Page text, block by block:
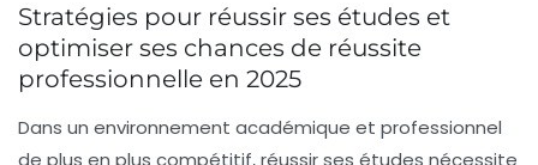
Stratégies pour réussir ses études et
optimiser ses chances de réussite
professionnelle en 2025
Dans un environnement académique et professionnel
de plus en plus compétitif, réussir ses études nécessite